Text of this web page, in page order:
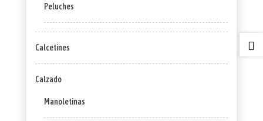
Peluches
Calcetines
Calzado
Manoletinas
